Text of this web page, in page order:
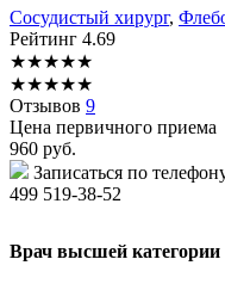
Сосудистый хирург,
Рейтинг 4.69
★★★★★
★★★★★
Отзывов 9
Цена первичного приема
960 руб.
Записаться по
499 519-38-52
Врач высшей категории